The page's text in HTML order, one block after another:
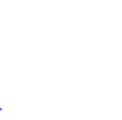
à notre newsletter